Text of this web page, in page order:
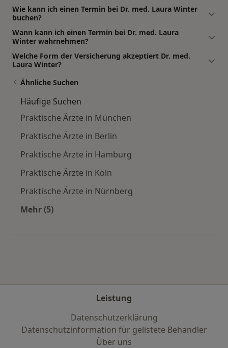
Wie kann ich einen Termin bei Dr. med. Laura Winter
buchen?
Wann kann ich einen Termin bei Dr. med. Laura
Winter wahrnehmen?
Welche Form der Versicherung akzeptiert Dr. med.
Laura Winter?
Ähnliche Suchen
Häufige Suchen
Praktische Ärzte in München
Praktische Ärzte in Berlin
Praktische Ärzte in Hamburg
Praktische Ärzte in Köln
Praktische Ärzte in Nürnberg
Mehr (5)
Leistung
Datenschutzerklärung
Datenschutzinformation für gelistete Behandler
Über uns